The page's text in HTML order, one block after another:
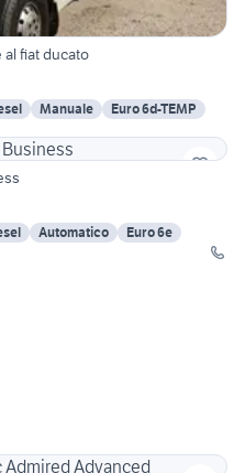
al fiat ducato
Manuale
Euro 6d-TEMP
Automatico
Euro 6e